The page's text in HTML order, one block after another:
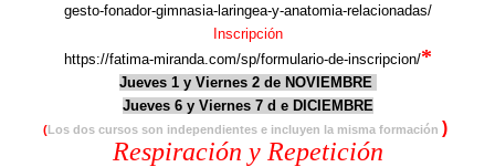
gesto-fonador-gimnasia-laringea-y-anatomia-relacionadas/
Inscripción
https://fatima-miranda.com/sp/formulario-de-inscripcion/*
Jueves 1 y Viernes 2 de NOVIEMBRE
Jueves 6 y Viernes 7 d e DICIEMBRE
(Los dos cursos son independientes e incluyen la misma formación )
Respiración y Repetición